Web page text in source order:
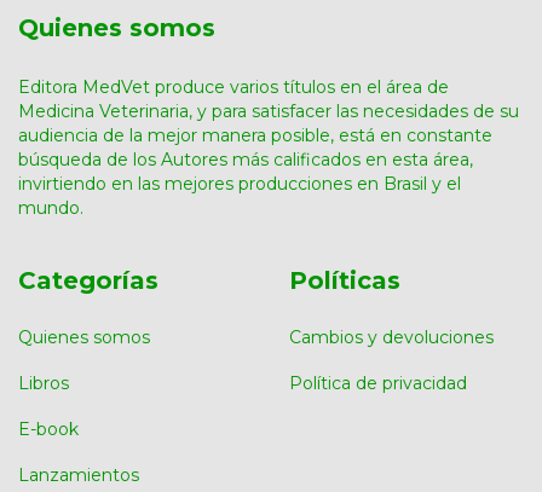
Quienes somos
Editora MedVet produce varios títulos en el área de
Medicina Veterinaria, y para satisfacer las necesidades de su
audiencia de la mejor manera posible, está en constante
búsqueda de los Autores más calificados en esta área,
invirtiendo en las mejores producciones en Brasil y el
mundo.
Categorías
Quienes somos
Libros
E-book
Lanzamientos
Políticas
Cambios y devoluciones
Política de privacidad